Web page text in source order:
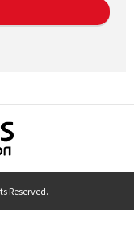
Reserved.